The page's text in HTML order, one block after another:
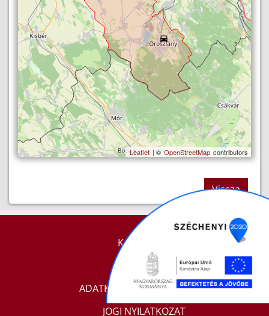
Leaflet | © OpenStreetMap contributors
Vissza
KAPCSOLAT
IMPRESSZUM
ADATKEZELÉSI TÁJÉKOZTATÓ
JOGI NYILATKOZAT